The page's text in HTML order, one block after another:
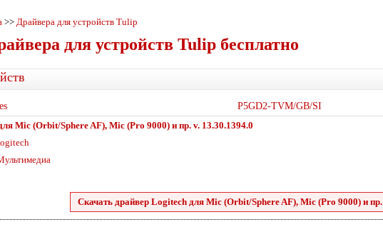
>> Драйвера для устройств Tulip
для устройств Tulip бесплатно
P5GD2-TVM/GB/SI
Mic (Orbit/Sphere AF), Mic (Pro 9000) и пр. v. 13.30.1394.0
Скачать драйвер Logitech для Mic (Orbit/Sphere AF), Mic (Pro 9000) и пр.